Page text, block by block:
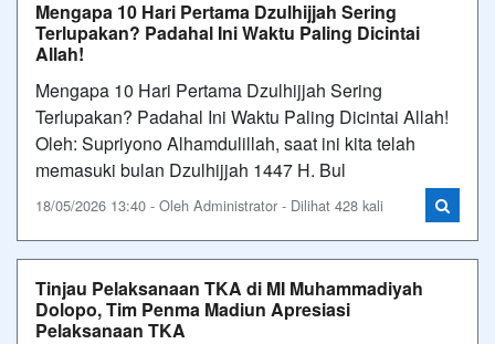
Mengapa 10 Hari Pertama Dzulhijjah Sering
Terlupakan? Padahal Ini Waktu Paling Dicintai
Allah!
Mengapa 10 Hari Pertama Dzulhijjah Sering
Terlupakan? Padahal Ini Waktu Paling Dicintai Allah!
Oleh: Supriyono Alhamdulillah, saat ini kita telah
memasuki bulan Dzulhijjah 1447 H. Bul
18/05/2026 13:40 - Oleh Administrator - Dilihat 428 kali
Tinjau Pelaksanaan TKA di MI Muhammadiyah
Dolopo, Tim Penma Madiun Apresiasi
Pelaksanaan TKA